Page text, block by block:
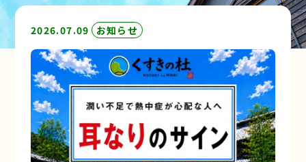
2026.07.09 お知らせ